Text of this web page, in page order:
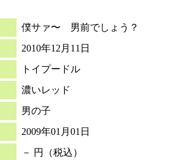
僕サァ〜 男前でしょう？
2010年12月11日
トイプードル
濃いレッド
男の子
2009年01月01日
－ 円（税込）